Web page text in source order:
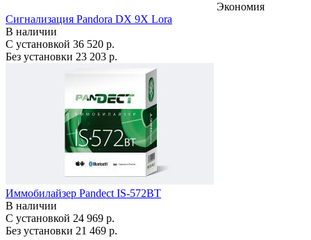
Экономия
Сигнализация Pandora DX 9X Lora
В наличии
С установкой 36 520 р.
Без установки 23 203 р.
Иммобилайзер Pandect IS-572BT
В наличии
С установкой 24 969 р.
Без установки 21 469 р.